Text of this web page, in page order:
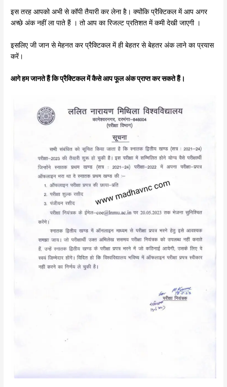
इस तरह आपको अभी से कॉपी तैयारी कर लेना है। क्योंकि प्रैक्टिकल में आप अगर
अच्छे अंक नहीं ला पाते हैं । तो आप का रिजल्ट प्रतिशत में कमी देखी जाएगी ।
इसलिए जी जान से मेहनत कर प्रैक्टिकल में ही बेहतर से बेहतर अंक लाने का प्रयास
करें।
आगे हम जानते हैं कि प्रैक्टिकल में कैसे आप फूल अंक प्राप्त कर सकते हैं।